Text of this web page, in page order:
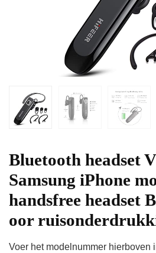
Bluetooth headset
Samsung iPhone
handsfree headset
oor
Voer het modelnummer hierboven